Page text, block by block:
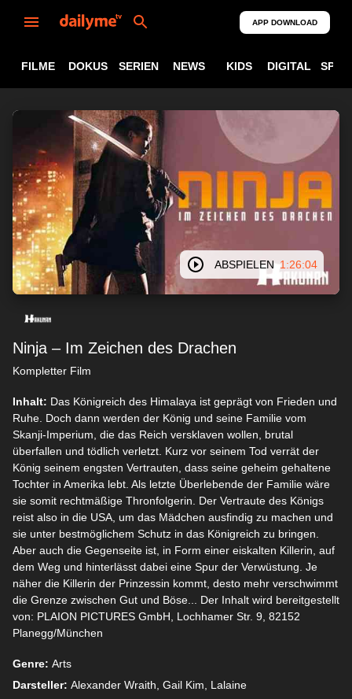
APP DOWNLOAD
FILME DOKUS SERIEN NEWS KIDS DIGITAL
ABSPIELEN 1:26:04
Ninja – Im Zeichen des Drachen
Kompletter Film
Inhalt: Das Königreich des Himalaya ist geprägt von Frieden und
Ruhe. Doch dann werden der König und seine Familie vom
Skanji-Imperium, die das Reich versklaven wollen, brutal
überfallen und tödlich verletzt. Kurz vor seinem Tod verrät der
König seinem engsten Vertrauten, dass seine geheim gehaltene
Tochter in Amerika lebt. Als letzte Überlebende der Familie wäre
sie somit rechtmäßige Thronfolgerin. Der Vertraute des Königs
reist also in die USA, um das Mädchen ausfindig zu machen und
sie unter bestmöglichem Schutz in das Königreich zu bringen.
Aber auch die Gegenseite ist, in Form einer eiskalten Killerin, auf
dem Weg und hinterlässt dabei eine Spur der Verwüstung. Je
näher die Killerin der Prinzessin kommt, desto mehr verschwimmt
die Grenze zwischen Gut und Böse... Der Inhalt wird bereitgestellt
von: PLAION PICTURES GmbH, Lochhamer Str. 9, 82152
Planegg/München
Genre: Arts
Darsteller: Alexander Wraith, Gail Kim, Lalaine